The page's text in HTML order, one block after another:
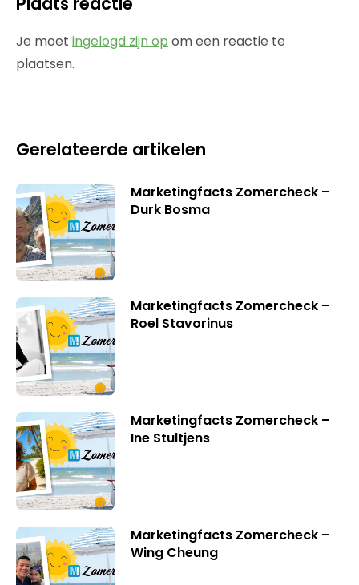
Je moet ingelogd zijn op om een reactie te
plaatsen.
Gerelateerde artikelen
Marketingfacts Zomercheck –
Durk Bosma
Marketingfacts Zomercheck –
Roel Stavorinus
Marketingfacts Zomercheck –
Ine Stultjens
Marketingfacts Zomercheck –
Wing Cheung